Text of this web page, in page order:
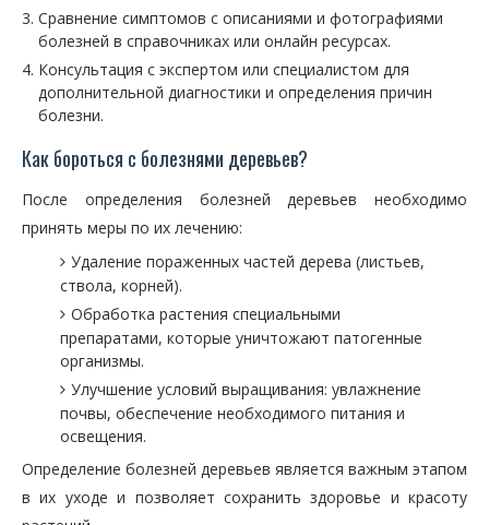
Сравнение симптомов с описаниями и фотографиями
болезней в справочниках или онлайн ресурсах.
Консультация с экспертом или специалистом для
дополнительной диагностики и определения причин
болезни.
Как бороться с болезнями деревьев?
После определения болезней деревьев необходимо
принять меры по их лечению:
Удаление пораженных частей дерева (листьев,
ствола, корней).
Обработка растения специальными
препаратами, которые уничтожают патогенные
организмы.
Улучшение условий выращивания: увлажнение
почвы, обеспечение необходимого питания и
освещения.
Определение болезней деревьев является важным этапом
в их уходе и позволяет сохранить здоровье и красоту